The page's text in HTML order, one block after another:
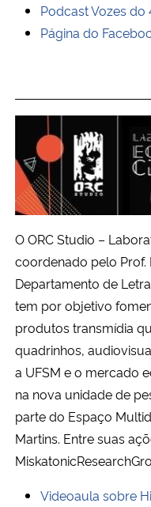
Podcast Vozes do
Página do
O ORC Studio –
coordenado pelo Prof.
Departamento de
tem por objetivo
produtos transmídia
quadrinhos,
a UFSM e o mercado
na nova unidade de
parte do Espaço
Martins. Entre suas
Videoaula sobre